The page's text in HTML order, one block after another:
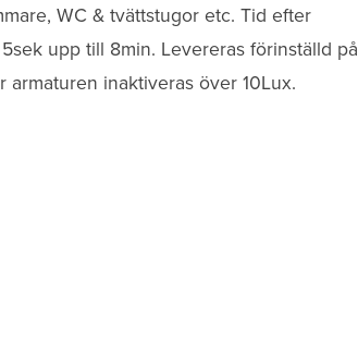
WC & tvättstugor etc. Tid efter
upp till 8min. Levereras förinställd på
inaktiveras över 10Lux.